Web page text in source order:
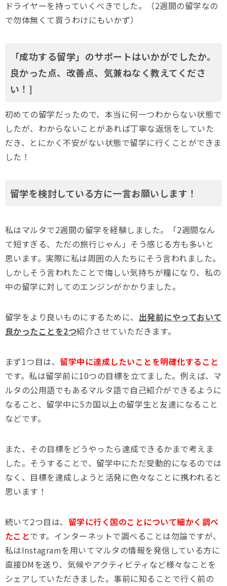
ドライヤーを持っていくべきでした。（2週間の留学なの
で勿体無くて買うわけにもいかず）
「成功する留学」のサポートはいかがでしたか。
良かった点、改善点、気兼ねなく教えてくださ
い！]
初めての留学だったので、本当に何一つわからない状態で
したが、わからないことがあれば丁寧な返信をしていた
だき、とにかく不安がない状態で留学に行くことができま
した！
留学を検討している方に一言お願いします！
私はマルタで2週間の留学を経験しました。「2週間なん
て短すぎる、ただの旅行じゃん」そう感じる方も多いと
思います。実際に私は周囲の人たちにそう言われました。
しかしそう言われたことで悔しい気持ちが糧になり、私の
中の留学に対してのエンジンがかかりました。
留学をより良いものにするために、 出発前にやっておいて
良かったことを2つ紹介させていただきます。
まず1つ目は、 留学中に達成したいことを明確化すること
です。私は留学前に10つの目標を立てました。例えば、マ
ルタの公用語でもあるマルタ語で自己紹介ができるように
なること、留学中に5カ国以上の留学生と友達になること
などです。
また、その目標をどうやったら達成できるかまで考えま
した。そうすることで、留学中にただ受動的になるのでは
なく、目標を達成しようと活発に色々なことに携われると
思います！
続いて2つ目は、 留学に行く国のことについて細かく調べ
たことです。インターネットで調べることは勿論ですが、
私はInstagramを用いてマルタの情報を発信している方に
直接DMを送り、気候やアクティビティなど様々なことを
シェアしていただきました。事前に知ることで行く前の